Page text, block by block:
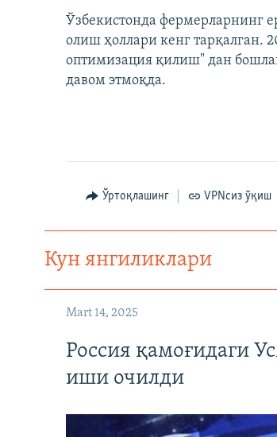
Ўзбекистонда фермерларнинг
олиш ҳоллари кенг тарқалган.
оптимизация қилиш" дан
давом этмоқда.
Ўртоқлашинг VPNсиз ўқиш
Кун янгиликлари
Mart 14, 2025
Россия қамоғидаги
иши очилди